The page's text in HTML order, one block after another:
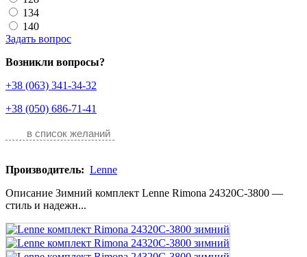
134
140
Задать вопрос
Возникли вопросы?
+38 (063) 341-34-32
+38 (050) 686-71-41
в список желаний
Производитель: Lenne
Описание Зимний комплект Lenne Rimona 24320C-3800 —
стиль и надежн...